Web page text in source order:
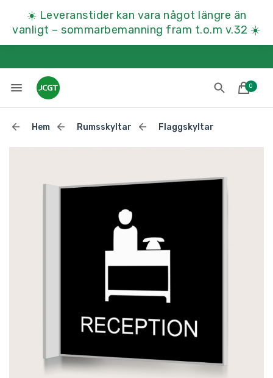
☀️ Leveranstider kan vara något längre än
vanligt – sommarbemanning fram t.o.m v.32 ☀️
0
Till kassan
Hem Rumsskyltar Flaggskyltar